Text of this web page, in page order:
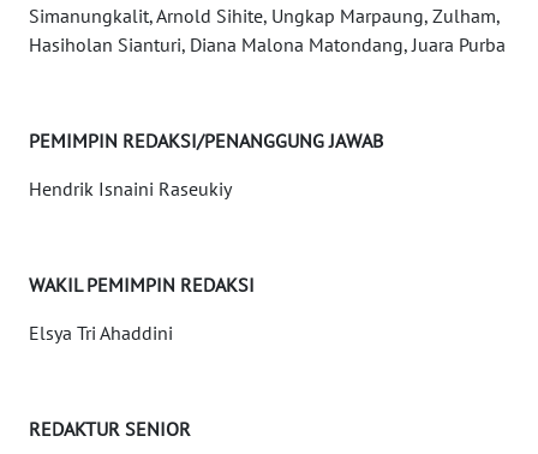
Simanungkalit, Arnold Sihite, Ungkap Marpaung, Zulham,
Hasiholan Sianturi, Diana Malona Matondang, Juara Purba
PEMIMPIN REDAKSI/PENANGGUNG JAWAB
Hendrik Isnaini Raseukiy
WAKIL PEMIMPIN REDAKSI
Elsya Tri Ahaddini
REDAKTUR SENIOR
JAKARTA
BANTEN
NTT
WN